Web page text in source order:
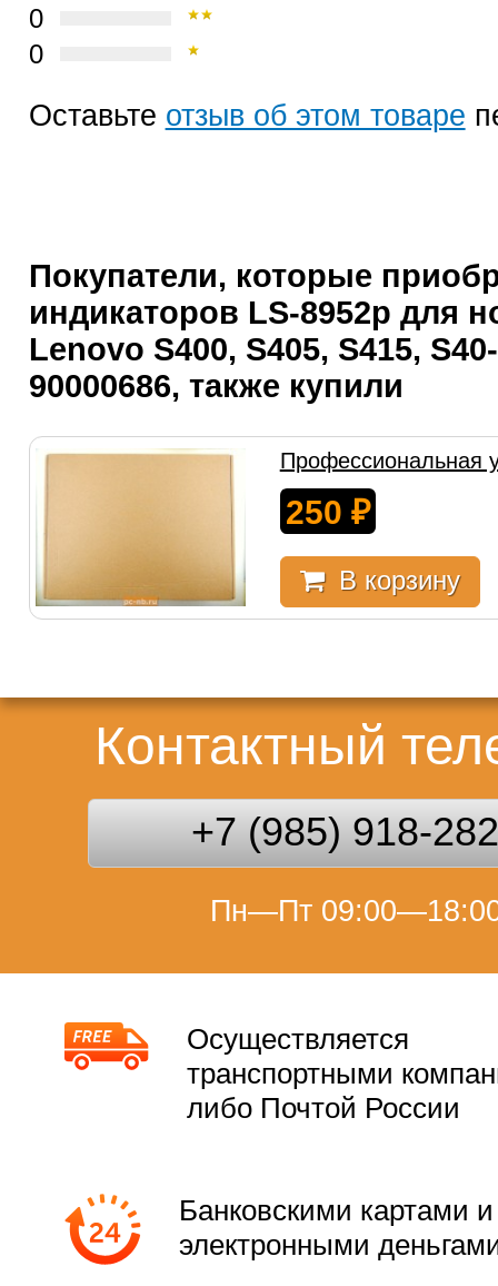
0
0
Оставьте отзыв об этом товаре
Покупатели, которые
индикаторов LS-8952p для
Lenovo S400, S405, S415,
90000686, также купили
Профессиональная
250 ₽
В корзину
Контактный
+7 (985) 918-
Пн—Пт
Осуществляется
транспортными
либо Почтой России
Банковскими картами и
электронными